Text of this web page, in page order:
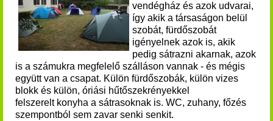
vendégház és azok udvarai,
így akik a társaságon belül
szobát, fürdőszobát
igényelnek azok is, akik
pedig sátrazni akarnak, azok
is a számukra megfelelő szálláson vannak - és mégis
együtt van a csapat. Külön fürdőszobák, külön vizes
blokk és külön, óriási hűtőszekrényekkel
felszerelt konyha a sátrasoknak is. WC, zuhany, főzés
szempontból sem zavar senki senkit.